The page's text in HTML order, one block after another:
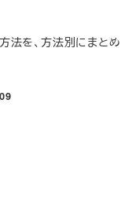
法を、方法別にまとめ